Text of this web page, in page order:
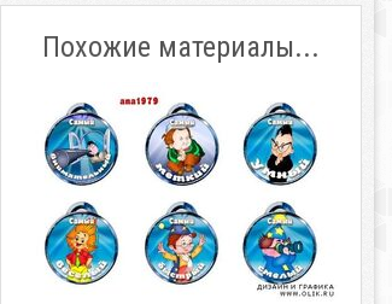
Похожие материалы...